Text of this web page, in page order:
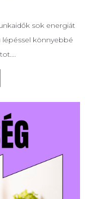
sok energiát
lépéssel könnyebbé